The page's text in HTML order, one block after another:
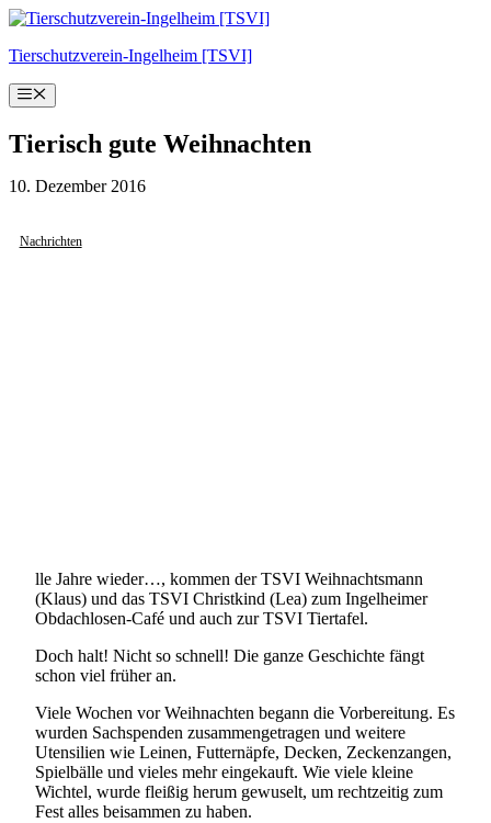
Zum
springen
Tierschutzverein-Ingelheim [TSVI]
Menü
Tierisch gute Weihnachten
10. Dezember 2016
Nachrichten
lle Jahre wieder…, kommen der TSVI Weihnachtsmann
(Klaus) und das TSVI Christkind (Lea) zum Ingelheimer
Obdachlosen-Café und auch zur TSVI Tiertafel.
Doch halt! Nicht so schnell! Die ganze Geschichte fängt
schon viel früher an.
Viele Wochen vor Weihnachten begann die Vorbereitung. Es
wurden Sachspenden zusammengetragen und weitere
Utensilien wie Leinen, Futternäpfe, Decken, Zeckenzangen,
Spielbälle und vieles mehr eingekauft. Wie viele kleine
Wichtel, wurde fleißig herum gewuselt, um rechtzeitig zum
Fest alles beisammen zu haben.